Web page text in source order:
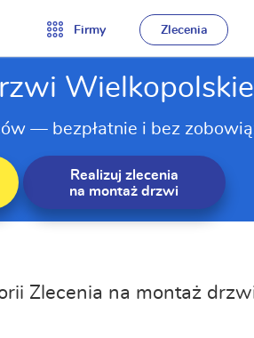
Firmy Zlecenia
— bezpłatnie i bez
Realizuj zlecenia
na montaż drzwi
Zlecenia na montaż